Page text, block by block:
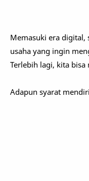
Memasuki era digital,
usaha yang ingin
Terlebih lagi, kita bisa
Adapun syarat